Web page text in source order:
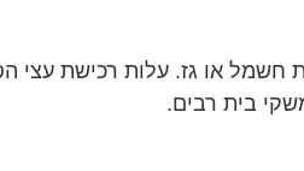
חשמל או גז. עלות רכישת עצי
בית רבים.